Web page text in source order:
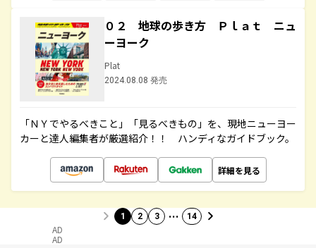
０２ 地球の歩き方 Ｐｌａｔ ニュ
ーヨーク
Plat
2024.08.08 発売
「ＮＹでやるべきこと」「見るべきもの」を、現地ニューヨー
カーと達人編集者が厳選紹介！！ ハンディなガイドブック。
詳細を見る
1 2 3 … 14
AD
AD